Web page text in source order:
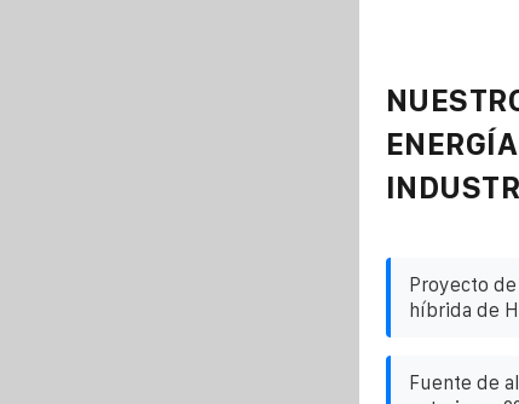
Proyecto
híbrida de
Fuente de